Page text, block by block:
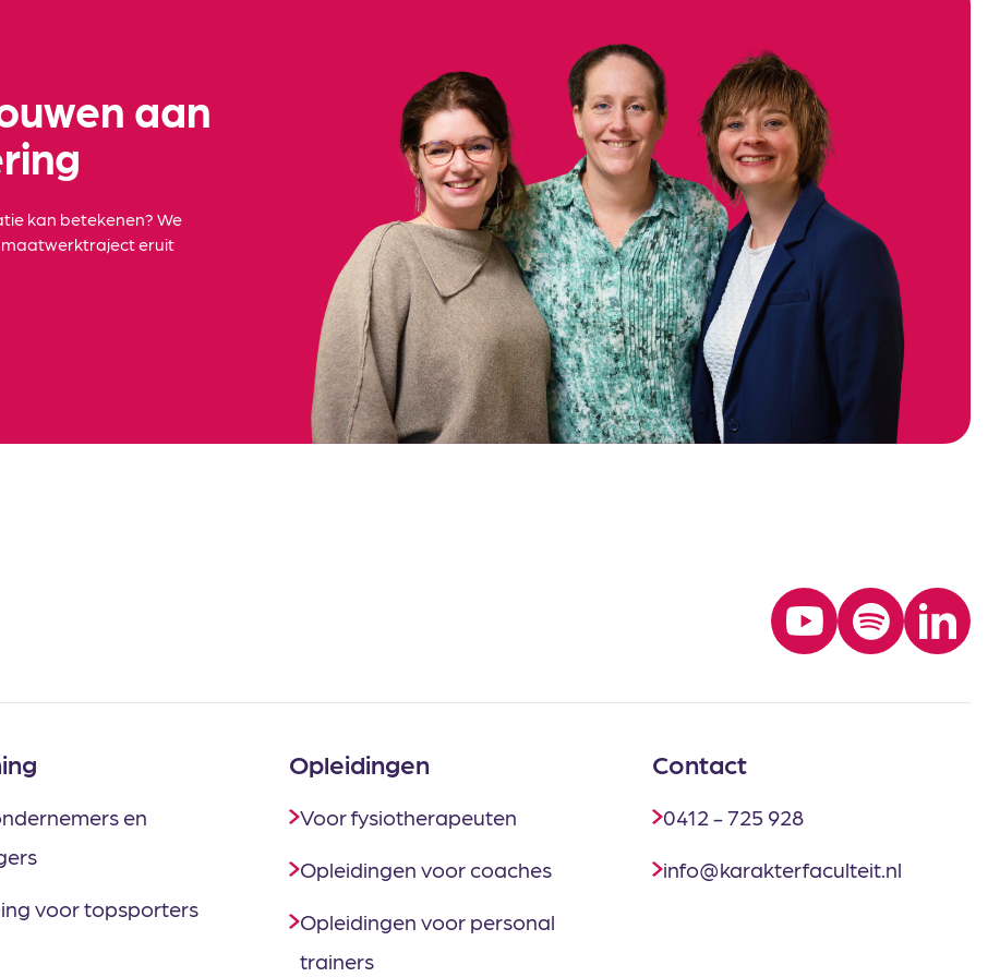
aan
kan betekenen? We
maatwerktraject eruit
en
voor topsporters
Opleidingen
Voor fysiotherapeuten
Opleidingen voor coaches
Opleidingen voor personal
trainers
Contact
0412 - 725 928
info@karakterfaculteit.nl